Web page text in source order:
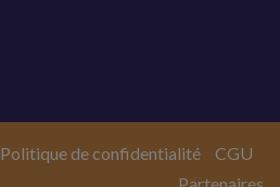
Politique de confidentialité
CGU
Partenaires